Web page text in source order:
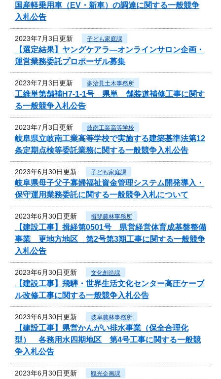
国産軽乗用車（EV・新車）の調達に関する一般競争
入札公告
2023年7月3日更新 子ども家庭課
【選定結果】ヤングケアラ―オンラインサロン企画・
運営業務委託プロポーザル募集
2023年7月3日更新 多治見土木事務所
工維単第舗補H7-1-1号 県単 舗装道補修工事に関す
る一般競争入札公告
2023年7月3日更新 岐南工業高等学校
岐阜県立岐南工業高等学校で実施する建築基準法第12
条定期点検等委託業務に関する一般競争入札公告
2023年6月30日更新 子ども家庭課
岐阜県母子父子寡婦福祉資金管理システム開発導入・
保守運用業務委託に関する一般競争入札について
2023年6月30日更新 揖斐農林事務所
【建設工事】揖経第0501号 県営経営体育成基盤整備
事業 更地方地区 第2号第3期工事に関する一般競争
入札公告
2023年6月30日更新 文化創造課
【建設工事】飛騨・世界生活文化センター高圧ケーブ
ル改修工事に関する一般競争入札公告
2023年6月30日更新 岐阜農林事務所
【建設工事】県営かんがい排水事業（保全合理化
型） 各務用水四期地区 第4号工事に関する一般競
争入札公告
2023年6月30日更新 観光企画課